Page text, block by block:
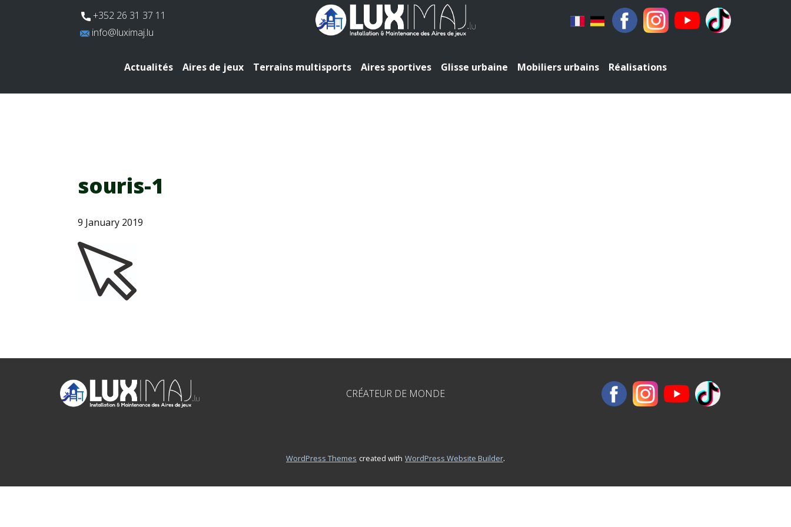
​+352 26 31 37 11
​info@luximaj.lu
Actualités Aires de jeux Terrains multisports Aires sportives Glisse urbaine Mobiliers urbains Réalisations
souris-1
9 January 2019
CRÉATEUR DE MONDE
WordPress Themes created with WordPress Website Builder.